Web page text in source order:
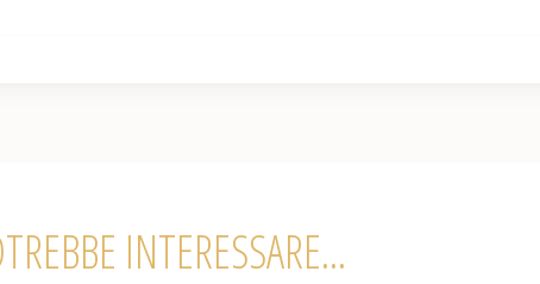
INTERESSARE...